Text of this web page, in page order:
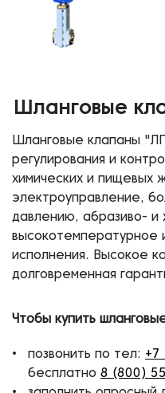
Шланговые
Шланговые клапаны
регулирования и
химических и пищевых
электроуправление,
давлению, абразиво- и
высокотемпературное
исполнения. Высокое
долговременная
Чтобы купить
позвонить по тел: +7
бесплатно 8 (800)